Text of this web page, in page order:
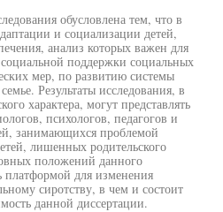
обусловлена тем, что в
и социализации детей,
анализ которых важен для
поддержки социальных
мер, по развитию системы
Результаты исследования, в
характера, могут представлять
психологов, педагогов и
занимающихся проблемой
лишенных родительского
положений данного
платформой для изменения
сиротству, в чем и состоит
данной диссертации.